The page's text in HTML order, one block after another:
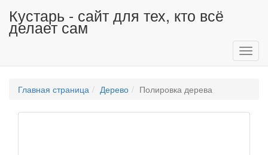
Кустарь - сайт для тех, кто всё
делает сам
Главная страница Дерево Полировка дерева